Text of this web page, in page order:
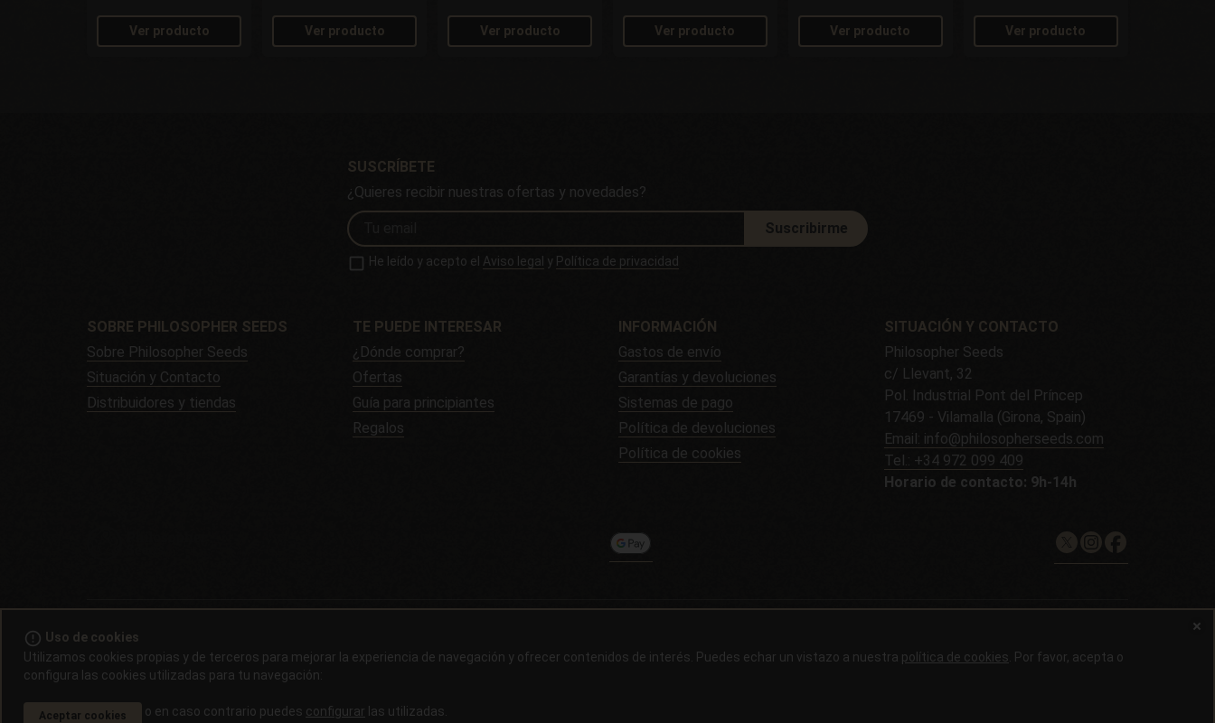
Ver producto Ver producto Ver producto Ver producto Ver producto Ver producto
SUSCRÍBETE
¿Quieres recibir nuestras ofertas y novedades?
Suscribirme
He leído y acepto el Aviso legal y Política de privacidad
SOBRE PHILOSOPHER SEEDS
Sobre Philosopher Seeds
Situación y Contacto
Distribuidores y tiendas
TE PUEDE INTERESAR
¿Dónde comprar?
Ofertas
Guía para principiantes
Regalos
INFORMACIÓN
Gastos de envío
Garantías y devoluciones
Sistemas de pago
Política de devoluciones
Política de cookies
SITUACIÓN Y CONTACTO
Philosopher Seeds
c/ Llevant, 32
Pol. Industrial Pont del Príncep
17469 - Vilamalla (Girona, Spain)
Email: info@philosopherseeds.com
Tel.: +34 972 099 409
Horario de contacto: 9h-14h
La germinación de semillas de cannabis es ilegal en la mayoría de países. Infórmate antes de efectuar tu compra. En los países en que su germinación no es legal las semillas solamente se pueden comprar como
souvenir, para alimentación de pájaros o como reserva para colecciones genéticas. Los productos que contienen CBD no son medicamentos ni sirven para tratar ni curar enfermedades. Consulte siempre a su
error_outline Uso de cookies
Utilizamos cookies propias y de terceros para mejorar la experiencia de navegación y ofrecer contenidos de interés. Puedes echar un vistazo a nuestra política de cookies . Por favor, acepta o
configura las cookies utilizadas para tu navegación:
Aceptar cookies o en caso contrario puedes configurar las utilizadas.